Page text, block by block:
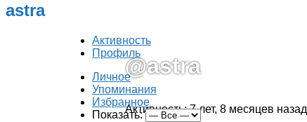
astra
@astra
Активность: 7 лет, 8 месяцев назад
Активность
Профиль
Личное
Упоминания
Избранное
Показать: